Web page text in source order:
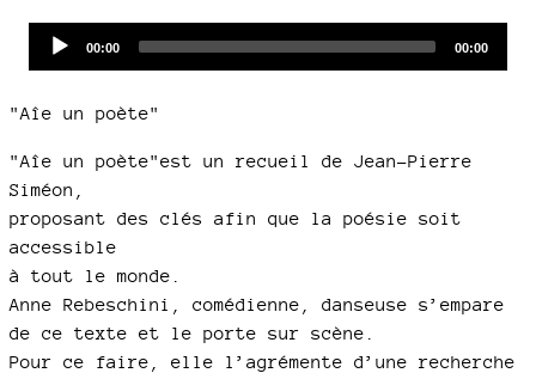
Current
00:00
Total
00:00
"Aîe un poète"
"Aîe un poète"est un recueil de Jean-Pierre
Siméon,
proposant des clés afin que la poésie soit
accessible
à tout le monde.
Anne Rebeschini, comédienne, danseuse s’empare
de ce texte et le porte sur scène.
Pour ce faire, elle l’agrémente d’une recherche